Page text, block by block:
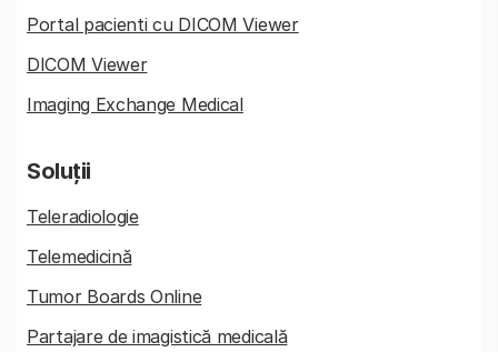
Portal pacienti cu DICOM Viewer
DICOM Viewer
Imaging Exchange Medical
Soluții
Teleradiologie
Telemedicină
Tumor Boards Online
Partajare de imagistică medicală